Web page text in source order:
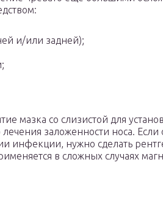
и/или задней);
мазка со слизистой для
заложенности носа. Если
инфекции, нужно сделать
в сложных случаях